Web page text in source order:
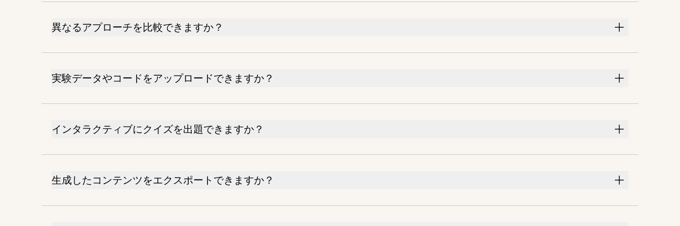
異なるアプローチを比較できますか？
実験データやコードをアップロードできますか？
インタラクティブにクイズを出題できますか？
生成したコンテンツをエクスポートできますか？